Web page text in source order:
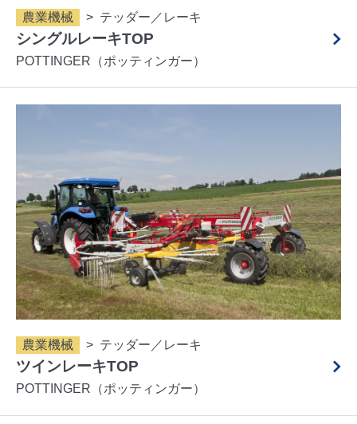
農業機械 テッダー／レーキ
シングルレーキTOP
POTTINGER（ポッティンガー）
農業機械 テッダー／レーキ
ツインレーキTOP
POTTINGER（ポッティンガー）